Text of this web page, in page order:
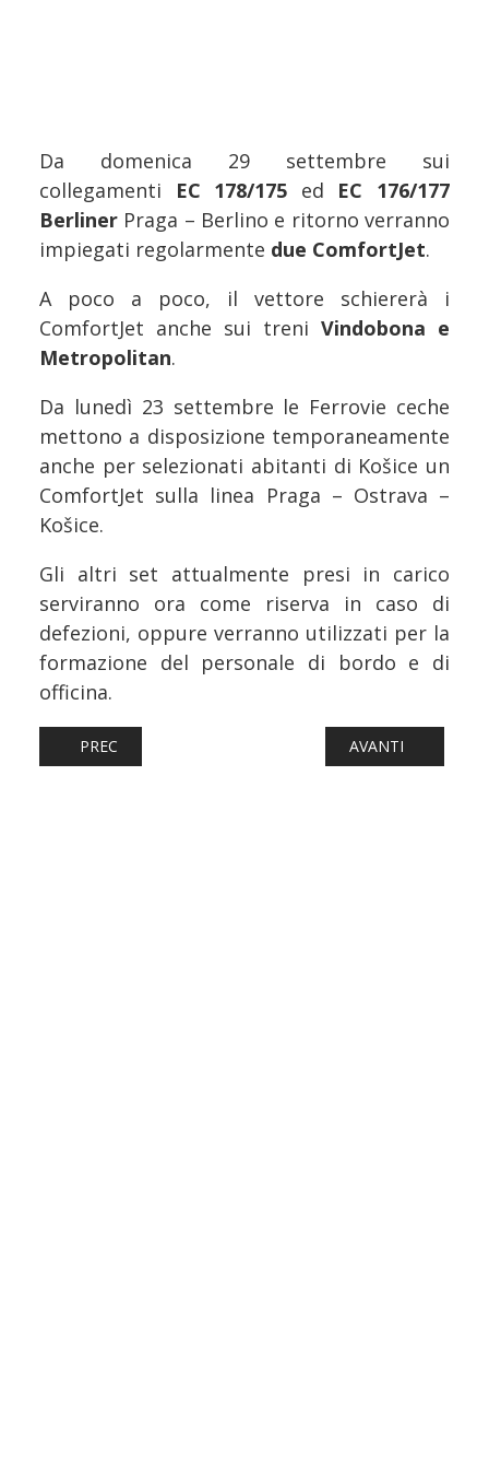
Da domenica 29 settembre sui
collegamenti EC 178/175 ed EC 176/177
Berliner Praga – Berlino e ritorno verranno
impiegati regolarmente due ComfortJet.
A poco a poco, il vettore schiererà i
ComfortJet anche sui treni Vindobona e
Metropolitan.
Da lunedì 23 settembre le Ferrovie ceche
mettono a disposizione temporaneamente
anche per selezionati abitanti di Košice un
ComfortJet sulla linea Praga – Ostrava –
Košice.
Gli altri set attualmente presi in carico
serviranno ora come riserva in caso di
defezioni, oppure verranno utilizzati per la
formazione del personale di bordo e di
officina.
ARTICOLO PRECEDENTE: FERROVIE: INCONTRO A
PREC ARTICOLO
AVANTI